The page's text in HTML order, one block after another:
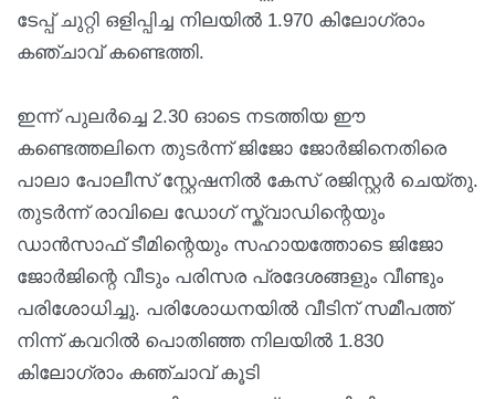
ടേപ്പ് ചുറ്റി ഒളിപ്പിച്ച നിലയിൽ 1.970 കിലോഗ്രാം
കഞ്ചാവ് കണ്ടെത്തി.
ഇന്ന് പുലർച്ചെ 2.30 ഓടെ നടത്തിയ ഈ
കണ്ടെത്തലിനെ തുടർന്ന് ജിജോ ജോർജിനെതിരെ
പാലാ പോലീസ് സ്റ്റേഷനിൽ കേസ് രജിസ്റ്റർ ചെയ്തു.
തുടർന്ന് രാവിലെ ഡോഗ് സ്ക്വാഡിന്റെയും
ഡാൻസാഫ് ടീമിന്റെയും സഹായത്തോടെ ജിജോ
ജോർജിന്റെ വീടും പരിസര പ്രദേശങ്ങളും വീണ്ടും
പരിശോധിച്ചു. പരിശോധനയിൽ വീടിന് സമീപത്ത്
നിന്ന് കവറിൽ പൊതിഞ്ഞ നിലയിൽ 1.830
കിലോഗ്രാം കഞ്ചാവ് കൂടി